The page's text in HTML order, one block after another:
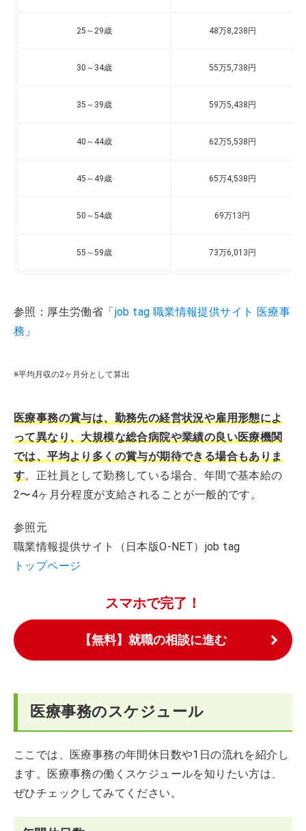
25～29歳 48万8,238円
30～34歳 55万5,738円
35～39歳 59万5,438円
40～44歳 62万5,538円
45～49歳 65万4,538円
50～54歳 69万13円
55～59歳 73万6,013円
参照：厚生労働省「job tag 職業情報提供サイト 医療事
務 」
※平均月収の2ヶ月分として算出
医療事務の賞与は、勤務先の経営状況や雇用形態によ
って異なり、大規模な総合病院や業績の良い医療機関
では、平均より多くの賞与が期待できる場合もありま
す。正社員として勤務している場合、年間で基本給の
2〜4ヶ月分程度が支給されることが一般的です。
参照元
職業情報提供サイト（日本版O-NET）job tag
トップページ
スマホで完了！
【無料】就職の相談に進む
医療事務のスケジュール
ここでは、医療事務の年間休日数や1日の流れを紹介し
ます。医療事務の働くスケジュールを知りたい方は、
ぜひチェックしてみてください。